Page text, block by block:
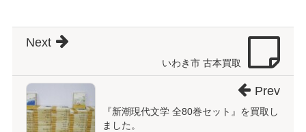
いわき市 古本買取
Next
『新潮現代文学 全80巻セット』を買取し
ました。
Prev